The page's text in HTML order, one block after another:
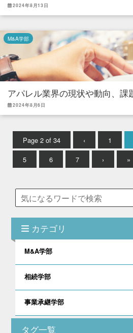
2024年8月13日
M&A学部
アパレル業界の現状や動向、課
2024年8月6日
Page 2 of 34 ‹ 1
5
6 7 › »
カテゴリ
M&A学部
相続学部
事業承継学部
タグ一覧